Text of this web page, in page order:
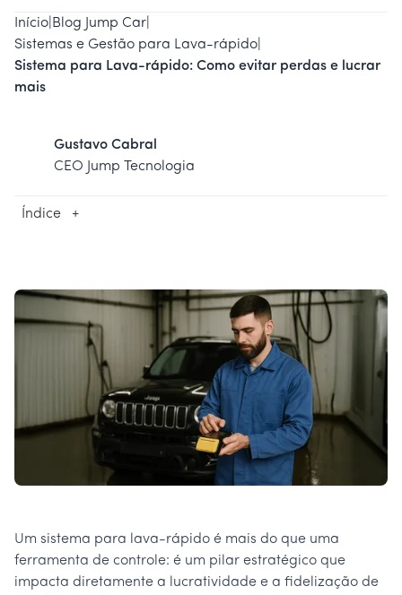
Início Blog Jump Car
Sistemas e Gestão para Lava-rápido
Sistema para Lava-rápido: Como evitar perdas e lucrar
mais
Gustavo Cabral
CEO Jump Tecnologia
Índice +
Um sistema para lava-rápido é mais do que uma
ferramenta de controle: é um pilar estratégico que
impacta diretamente a lucratividade e a fidelização de